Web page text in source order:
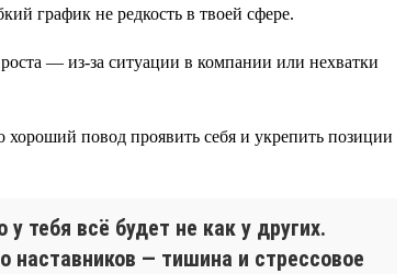
график не редкость в твоей сфере.
— из-за ситуации в компании или нехватки
повод проявить себя и укрепить позиции
тебя всё будет не как у других.
— тишина и стрессовое